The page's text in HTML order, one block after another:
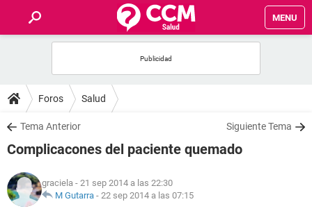
MENU
FOROS
SALUD
FAMILIA
NUTRICIÓN
Foros Salud
Tema Anterior Siguiente Tema
Complicacones del paciente quemado
graciela - 21 sep 2014 a las 22:30
M Gutarra - 22 sep 2014 a las 07:15